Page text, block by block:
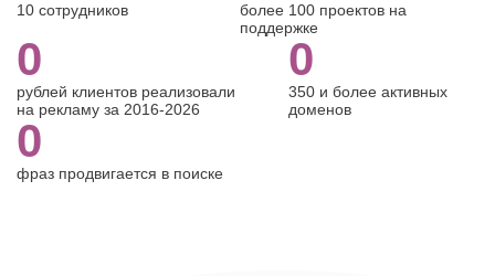
10 сотрудников
более 100 проектов на
поддержке
0
350 и более активных
доменов
0
рублей клиентов реализовали
на рекламу за 2016-2026
0
фраз продвигается в поиске